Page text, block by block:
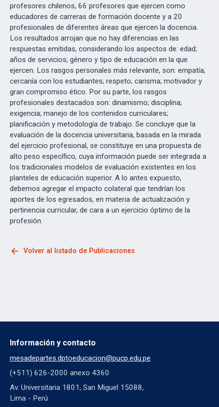
profesores chilenos, 66 profesores que ejercen como
educadores de carreras de formación docente y a 20
profesionales de diferentes áreas que ejercen la docencia.
Los resultados arrojan que no hay diferencias en las
respuestas emitidas, considerando los aspectos de: edad;
años de servicios; género y tipo de educación en la que
ejercen. Los rasgos personales más relevante, son: empatía;
cercanía con los estudiantes; respeto; carisma; motivador y
gran compromiso ético. Por su parte, los rasgos
profesionales destacados son: dinamismo; disciplina;
exigencia; manejo de los contenidos curriculares;
planificación y metodología de trabajo. Se concluye que la
evaluación de la docencia universitaria, basada en la mirada
del ejercicio profesional, se constituye en una propuesta de
alto peso específico, cuya información puede ser integrada a
los tradicionales modelos de evaluación existentes en los
planteles de educación superior. A lo antes expuesto,
debemos agregar el impacto colateral que tendrían los
aportes de los egresados, en materia de actualización y
pertinencia curricular, de cara a un ejercicio óptimo de la
profesión.
arrow_back Volver al listado de Publicaciones
Información y contacto
mesadepartes.dptoeducacion@pucp.edu.pe
(+511) 626-2000 anexo 4360
Av. Universitaria 1801, San Miguel 15088,
Lima - Perú